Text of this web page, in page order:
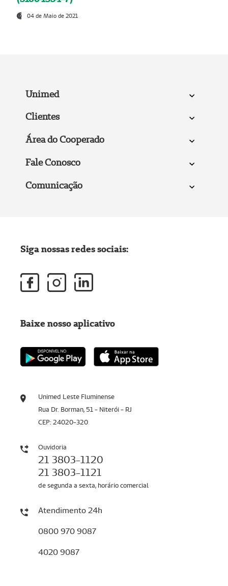
04 de Maio de 2021
Unimed
Clientes
Área do Cooperado
Fale Conosco
Comunicação
Unimed Leste Fluminense
Rua Dr. Borman, 51 - Niterói - RJ
CEP: 24020-320
Ouvidoria
21 3803-1120
21 3803-1121
de segunda a sexta, horário comercial
Atendimento 24h
0800 970 9087
4020 9087
Siga nossas redes sociais:
Baixe nosso aplicativo